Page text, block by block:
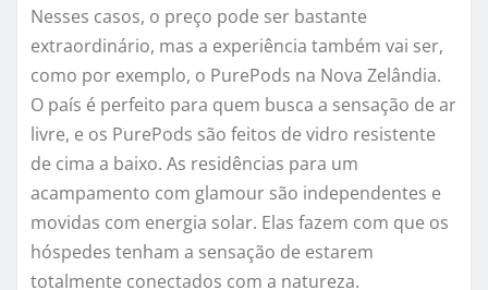
Nesses casos, o preço pode ser bastante
extraordinário, mas a experiência também vai ser,
como por exemplo, o PurePods na Nova Zelândia.
O país é perfeito para quem busca a sensação de ar
livre, e os PurePods são feitos de vidro resistente
de cima a baixo. As residências para um
acampamento com glamour são independentes e
movidas com energia solar. Elas fazem com que os
hóspedes tenham a sensação de estarem
totalmente conectados com a natureza.